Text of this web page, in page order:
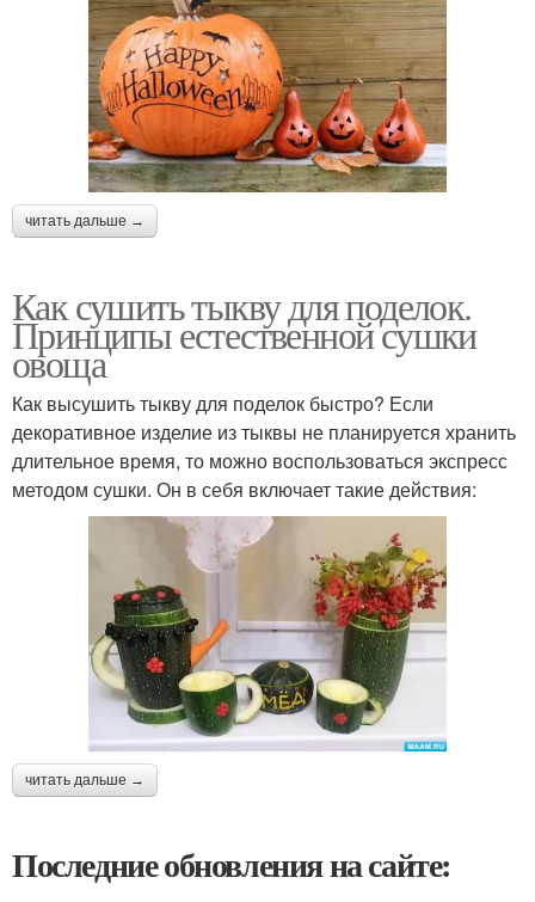
читать дальше →
Как сушить тыкву для поделок.
Принципы естественной сушки
овоща
Как высушить тыкву для поделок быстро? Если
декоративное изделие из тыквы не планируется хранить
длительное время, то можно воспользоваться экспресс
методом сушки. Он в себя включает такие действия:
читать дальше →
Последние обновления на сайте: